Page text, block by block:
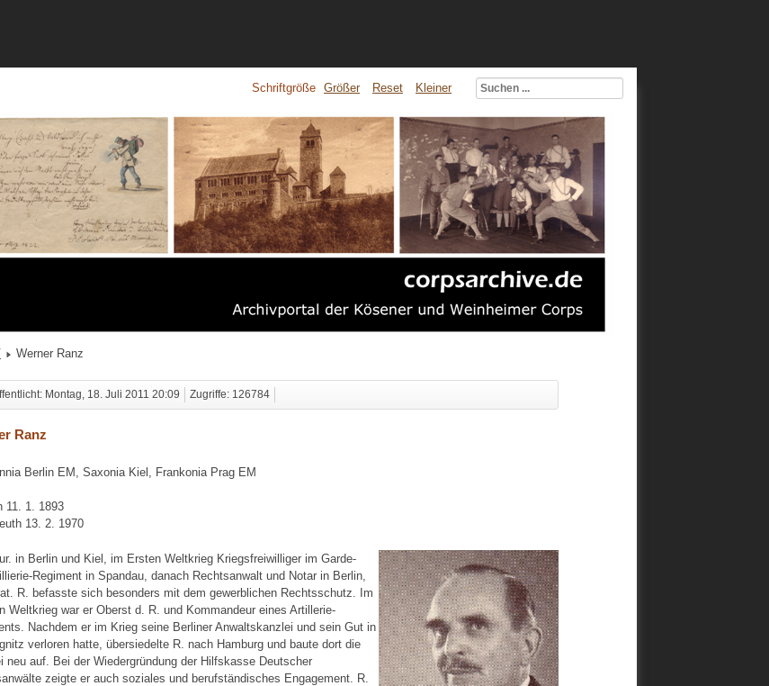
Schriftgröße Größer Reset Kleiner
Werner Ranz
Montag, 18. Juli 2011 20:09 Zugriffe: 126784
Ranz
Berlin EM, Saxonia Kiel, Frankonia Prag EM
11. 1. 1893
13. 2. 1970
in Berlin und Kiel, im Ersten Weltkrieg Kriegsfreiwilliger im Garde-
Regiment in Spandau, danach Rechtsanwalt und Notar in Berlin,
R. befasste sich besonders mit dem gewerblichen Rechtsschutz. Im
Weltkrieg war er Oberst d. R. und Kommandeur eines Artillerie-
Nachdem er im Krieg seine Berliner Anwaltskanzlei und sein Gut in
verloren hatte, übersiedelte R. nach Hamburg und baute dort die
neu auf. Bei der Wiedergründung der Hilfskasse Deutscher
zeigte er auch soziales und berufständisches Engagement. R.